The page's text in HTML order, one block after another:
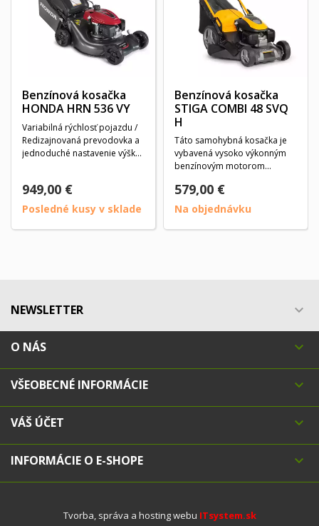
Benzínová kosačka
HONDA HRN 536 VY
Variabilná rýchlosť pojazdu /
Redizajnovaná prevodovka a
jednoduché nastavenie výšky
949,00 €
Posledné kusy v sklade
Benzínová kosačka
STIGA COMBI 48 SVQ
H
Táto samohybná kosačka je
vybavená vysoko výkonným
benzínovým motorom
regulátorom...
579,00 €
Na objednávku
NEWSLETTER 
O NÁS 
VŠEOBECNÉ INFORMÁCIE 
VÁŠ ÚČET 
INFORMÁCIE O E-SHOPE 
Tvorba, správa a hosting webu ITsystem.sk